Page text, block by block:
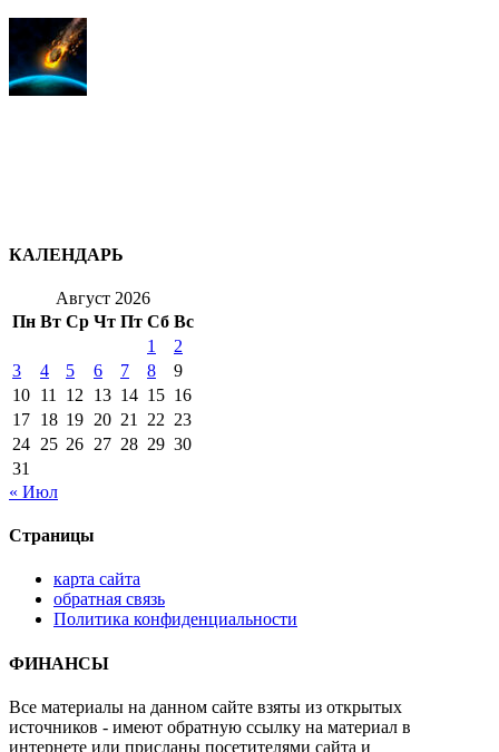
КАЛЕНДАРЬ
Август 2026
Пн Вт Ср Чт Пт Сб Вс
1
2
3
4 5 6 7 8
9
10 11 12 13 14 15 16
17 18 19 20 21 22 23
24 25 26 27 28 29 30
31
« Июл
Страницы
карта сайта
обратная связь
Политика конфиденциальности
ФИНАНСЫ
Все материалы на данном сайте взяты из открытых
источников - имеют обратную ссылку на материал в
интернете или присланы посетителями сайта и